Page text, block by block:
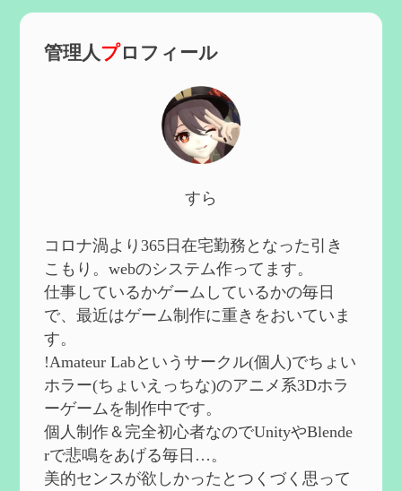
第６０回 炎神マーヴィカの性能、探索に
第５９回 アチーブメント「対決者・２」
を作成
第５８回 集敵以外のすべてを持ってしま
ったサポーターシロネンの解説【2凸ま
2024/09/02
第５７回 アチーブメント「対決者・１」
を手に入れたい
を作成
2024/09/02
第５６回 ムアラニの簡易解説と使用感な
ど【0~1凸】
2024/08/11
第５５回 【無凸無モチ】エミリエを使っ
てみた感想を作成
2024/06/26
第４９回 フリーナの簡易性能紹介とテン
ションについての検証を更新
管理人プロフィール
すら
コロナ渦より365日在宅勤務となった引き
こもり。webのシステム作ってます。
仕事しているかゲームしているかの毎日
で、最近はゲーム制作に重きをおいていま
す。
!Amateur Labというサークル(個人)でちょい
ホラー(ちょいえっちな)のアニメ系3Dホラ
ーゲームを制作中です。
個人制作＆完全初心者なのでUnityやBlende
rで悲鳴をあげる毎日…。
美的センスが欲しかったとつくづく思って